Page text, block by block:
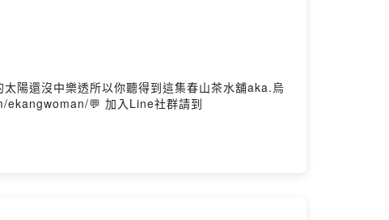
陽還沒中樂透所以你聽得到這集春山茶水舖aka.烏
💬 加入Line社群請到